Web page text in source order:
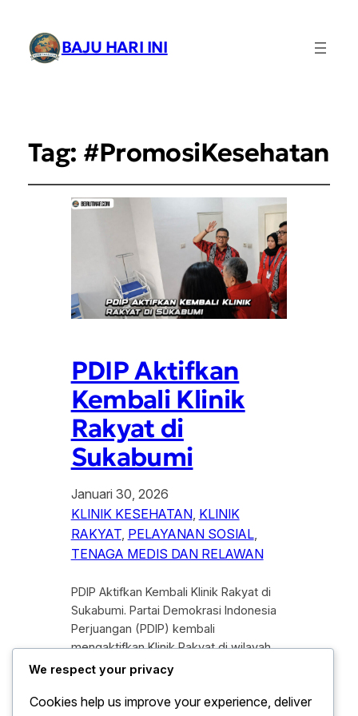
BAJU HARI INI
Tag: #PromosiKesehatan
PDIP Aktifkan
Kembali Klinik
Rakyat di
Sukabumi
Januari 30, 2026
KLINIK KESEHATAN, KLINIK
RAKYAT, PELAYANAN SOSIAL
TENAGA MEDIS DAN RELAWAN
PDIP Aktifkan Kembali Klinik Rakyat di
Sukabumi. Partai Demokrasi Indonesia
Perjuangan (PDIP) kembali
mengaktifkan Klinik Rakyat di wilayah
Sukabumi sebagai bagian dari upaya
berbasis kerakyatan. Langkah tersebut
We respect your privacy
Cookies help us improve your experience, deliver